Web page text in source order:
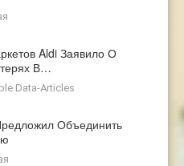
Aldi Заявило О
В…
Data-Articles
Объединить